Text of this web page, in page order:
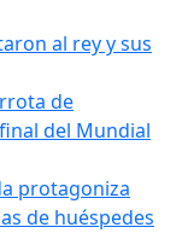
al rey y sus
de
del Mundial
protagoniza
de huéspedes